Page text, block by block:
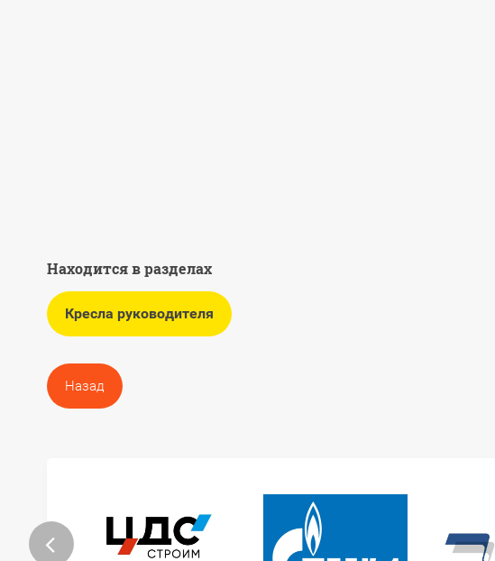
Находится в разделах
Кресла руководителя
Назад